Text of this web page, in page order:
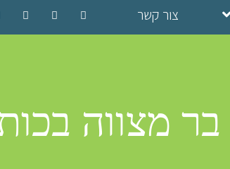
צור קשר